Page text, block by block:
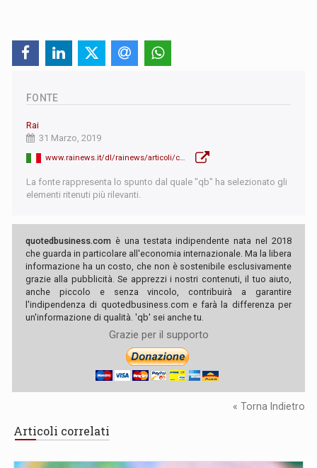
FONTE
Rai
31 Marzo, 2019
www.rainews.it/dl/rainews/articoli/che-tempo-che-fa-Fazio-jean-claude-juncker-crescita-pil-economia-Tav-27e81888-f13d-4027-941e-280179f15c89.html
La fonte rappresenta lo spunto dal quale "qb" ha selezionato gli
elementi ritenuti più rilevanti.
quotedbusiness.com è una testata indipendente nata nel 2018
che guarda in particolare all'economia internazionale. Ma la libera
informazione ha un costo, che non è sostenibile esclusivamente
grazie alla pubblicità. Se apprezzi i nostri contenuti, il tuo aiuto,
anche piccolo e senza vincolo, contribuirà a garantire
l'indipendenza di quotedbusiness.com e farà la differenza per
un'informazione di qualità. 'qb' sei anche tu.
Grazie per il supporto
« Torna Indietro
Articoli correlati